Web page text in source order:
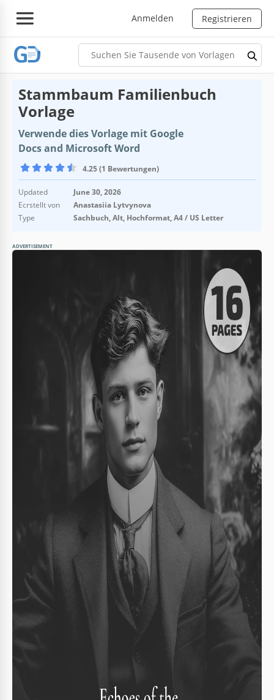
Anmelden Registrieren
Stammbaum Familienbuch
Vorlage
Verwende dies Vorlage mit Google
Docs and Microsoft Word
4.25 (1 Bewertungen)
Updated
June 30, 2026
Ecrstellt von
Anastasiia Lytvynova
Type
Sachbuch, Alt, Hochformat, A4 / US Letter
ADVERTISEMENT